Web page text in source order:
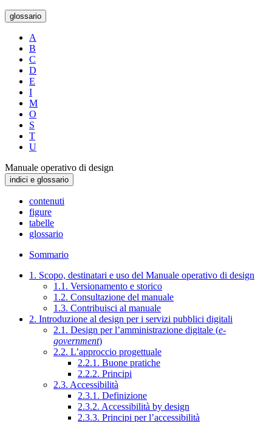
glossario
A
B
C
D
E
I
M
O
S
T
U
Manuale operativo di design
indici e glossario
contenuti
figure
tabelle
glossario
Sommario
1. Scopo, destinatari e uso del Manuale operativo di design
1.1. Versionamento e storico
1.2. Consultazione del manuale
1.3. Contribuisci al manuale
2. Introduzione al design per i servizi pubblici digitali
2.1. Design per l’amministrazione digitale (e-
government)
2.2. L’approccio progettuale
2.2.1. Buone pratiche
2.2.2. Principi
2.3. Accessibilità
2.3.1. Definizione
2.3.2. Accessibilità by design
2.3.3. Principi per l’accessibilità